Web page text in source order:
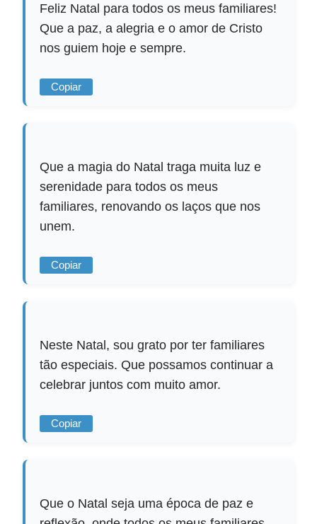
Feliz Natal para todos os meus familiares!
Que a paz, a alegria e o amor de Cristo
nos guiem hoje e sempre.
Copiar
Que a magia do Natal traga muita luz e
serenidade para todos os meus
familiares, renovando os laços que nos
unem.
Copiar
Neste Natal, sou grato por ter familiares
tão especiais. Que possamos continuar a
celebrar juntos com muito amor.
Copiar
Que o Natal seja uma época de paz e